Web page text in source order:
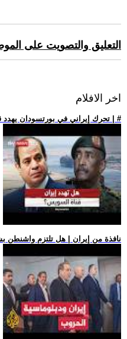
التعليق والتصويت على
اخر الافلام
.. تحرك إيراني في بورتسودان يهدد قناة السويس.. ما التفاصيل؟ | #
.. نافذة من إيران | هل تلتزم